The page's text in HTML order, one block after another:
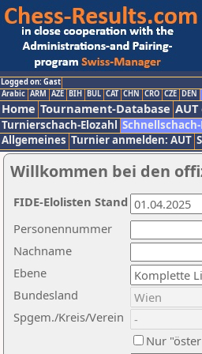
Logged on: Gast
Arabic ARM AZE BIH BUL CAT CHN CRO CZE DEN
Home Tournament-Database
Turnierschach-Elozahl
Allgemeines Turnier anmelden: AUT
Willkommen bei den
Nachname
Ebene
Personennummer
Bundesland
Spgem./Kreis/Verein
Nur
FIDE-Elolisten Stand